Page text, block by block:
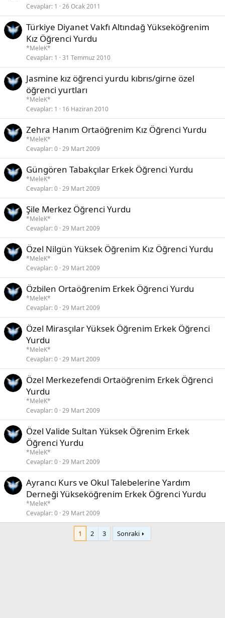
Cevaplar 1 26 Ocak 2011
Türkiye Diyanet Vakfı Altındağ Yükseköğrenim
Kız Öğrenci Yurdu
*MeleK*
Cevaplar 1 31 Temmuz 2010
Jasmine kız öğrenci yurdu kıbrıs/girne özel
öğrenci yurtları
*MeleK*
Cevaplar 1 16 Haziran 2010
Zehra Hanım Ortaöğrenim Kız Öğrenci Yurdu
*MeleK*
Cevaplar 0 29 Mart 2009
Güngören Tabakçılar Erkek Öğrenci Yurdu
*MeleK*
Cevaplar 0 29 Mart 2009
Şile Merkez Öğrenci Yurdu
*MeleK*
Cevaplar 0 29 Mart 2009
Özel Nilgün Yüksek Öğrenim Kız Öğrenci Yurdu
*MeleK*
Cevaplar 0 29 Mart 2009
Özbilen Ortaöğrenim Erkek Öğrenci Yurdu
*MeleK*
Cevaplar 0 29 Mart 2009
Özel Mirasçılar Yüksek Öğrenim Erkek Öğrenci
Yurdu
*MeleK*
Cevaplar 0 29 Mart 2009
Özel Merkezefendi Ortaöğrenim Erkek Öğrenci
Yurdu
*MeleK*
Cevaplar 0 29 Mart 2009
Özel Valide Sultan Yüksek Öğrenim Erkek
Öğrenci Yurdu
*MeleK*
Cevaplar 0 29 Mart 2009
Ayrancı Kurs ve Okul Talebelerine Yardım
Derneği Yükseköğrenim Erkek Öğrenci Yurdu
*MeleK*
Cevaplar 0 29 Mart 2009
1 2 3 Sonraki